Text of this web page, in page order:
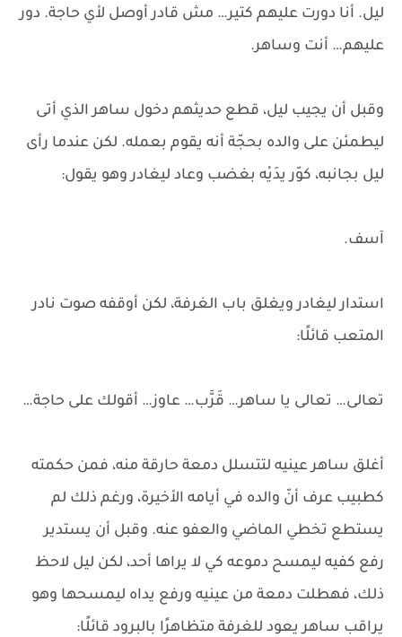
ليل. أنا دورت عليهم كتير… مش قادر أوصل لأي حاجة. دور
عليهم… أنت وساهر.
وقبل أن يجيب ليل، قطع حديثهم دخول ساهر الذي أتى
ليطمئن على والده بحجّة أنه يقوم بعمله. لكن عندما رأى
ليل بجانبه، كوّر يدَيْه بغضب وعاد ليغادر وهو يقول:
آسف.
استدار ليغادر ويغلق باب الغرفة، لكن أوقفه صوت نادر
المتعب قائلًا:
تعالى… تعالى يا ساهر… قَرَّب… عاوز… أقولك على حاجة…
أغلق ساهر عينيه لتتسلل دمعة حارقة منه، فمن حكمته
كطبيب عرف أنّ والده في أيامه الأخيرة، ورغم ذلك لم
يستطع تخطي الماضي والعفو عنه. وقبل أن يستدير
رفع كفيه ليمسح دموعه كي لا يراها أحد، لكن ليل لاحظ
ذلك، فهطلت دمعة من عينيه ورفع يداه ليمسحها وهو
يراقب ساهر يعود للغرفة متظاهرًا بالبرود قائلًا: